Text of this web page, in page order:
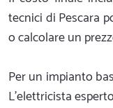
tecnici di Pescara
o calcolare un
Per un impianto
L'elettricista